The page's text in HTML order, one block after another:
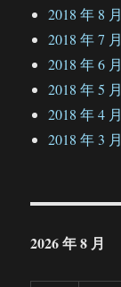
2018 年 8 月
2018 年 7 月
2018 年 6 月
2018 年 5 月
2018 年 4 月
2018 年 3 月
2026 年 8 月